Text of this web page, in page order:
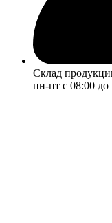
Склад
пн-пт с 08:00 до